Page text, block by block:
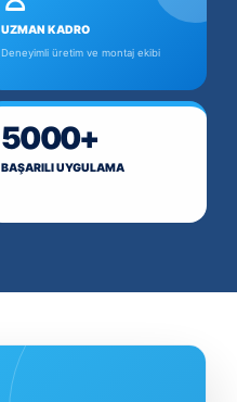
UZMAN KADRO
Deneyimli üretim ve montaj ekibi
5000+
BAŞARILI UYGULAMA